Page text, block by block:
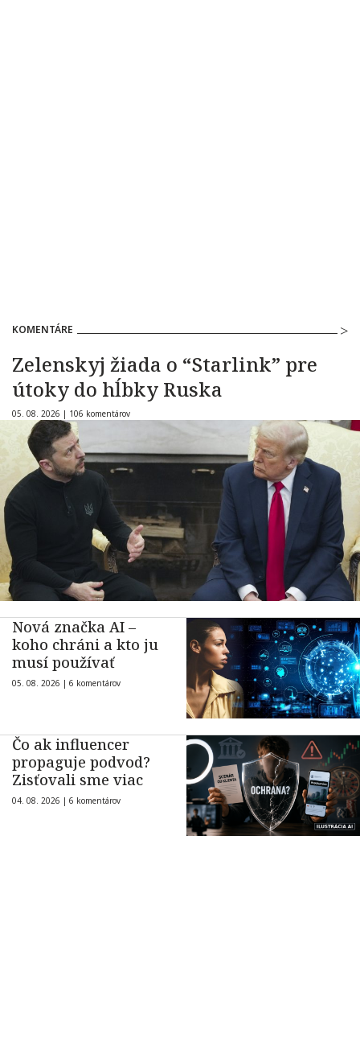
KOMENTÁRE
Zelenskyj žiada o “Starlink” pre
útoky do hĺbky Ruska
05. 08. 2026 | 106 komentárov
Nová značka AI –
koho chráni a kto ju
musí používať
05. 08. 2026 | 6 komentárov
Čo ak influencer
propaguje podvod?
Zisťovali sme viac
04. 08. 2026 | 6 komentárov